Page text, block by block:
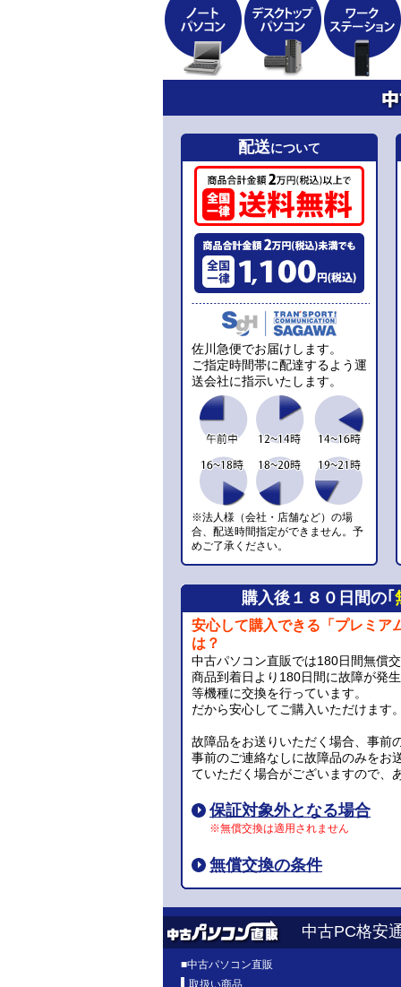
配送について
佐川急便でお届けします。
ご指定時間帯に配達するよう運
送会社に指示いたします。
※法人様（会社・店舗など）の場
合、配送時間指定ができません。予
めご了承ください。
購入後１８０日間の｢
安心して購入できる「プレミア
は？
中古パソコン直販では180日間無償
商品到着日より180日間に故障が発
等機種に交換を行っています。
だから安心してご購入いただけます
故障品をお送りいただく場合、事前
事前のご連絡なしに故障品のみをお
ていただく場合がございますので、
保証対象外となる場合
※無償交換は適用されません
無償交換の条件
中古PC格安
■中古パソコン直販